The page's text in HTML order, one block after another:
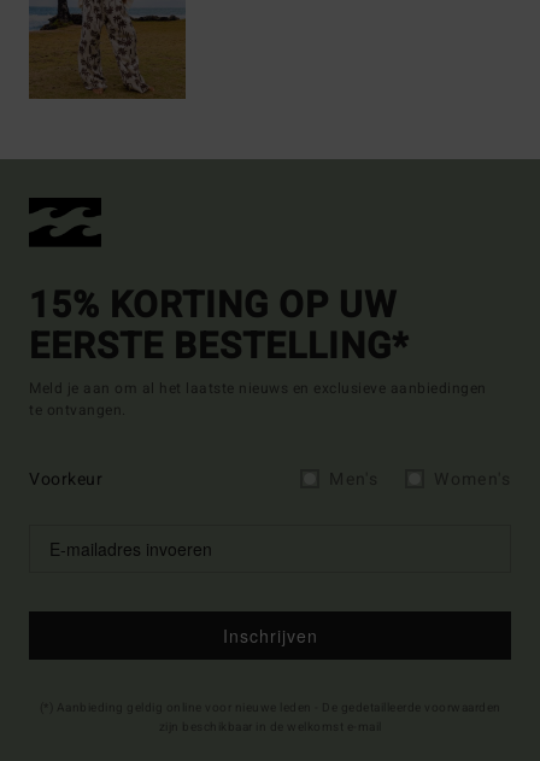
15% KORTING OP UW
EERSTE BESTELLING*
Meld je aan om al het laatste nieuws en exclusieve aanbiedingen
te ontvangen.
Voorkeur
Inschrijven